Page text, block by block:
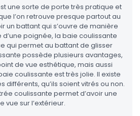
une sorte de porte très pratique et
l’on retrouve presque partout au
un battant qui s’ouvre de manière
d’une poignée, la baie coulissante
qui permet au battant de glisser
possède plusieurs avantages,
de vue esthétique, mais aussi
coulissante est très jolie. Il existe
qu’ils soient vitrés ou non.
coulissante permet d’avoir une
vue sur l’extérieur.